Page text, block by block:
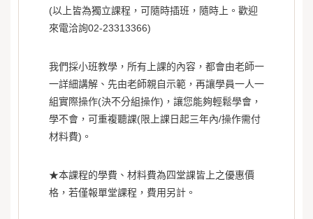
(以上皆為獨立課程，可隨時插班，隨時上。歡迎
來電洽詢02-23313366)
我們採小班教學，所有上課的內容，都會由老師一
一詳細講解、先由老師親自示範，再讓學員一人一
組實際操作(決不分組操作)，讓您能夠輕鬆學會，
學不會，可重複聽課(限上課日起三年內/操作需付
材料費)。
★本課程的學費、材料費為四堂課皆上之優惠價
格，若僅報單堂課程，費用另計。